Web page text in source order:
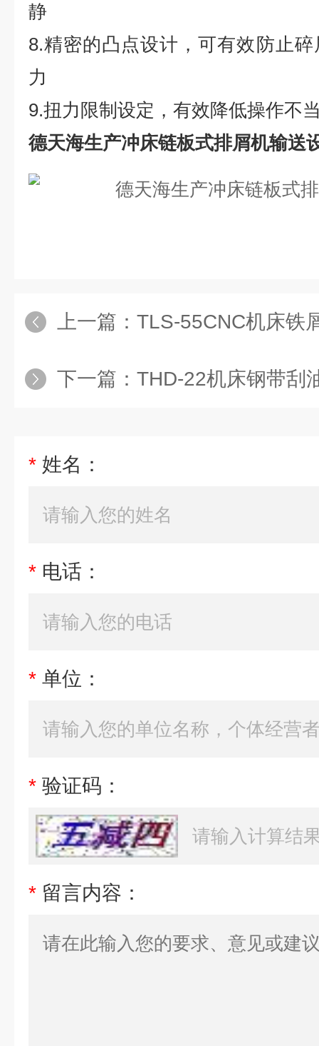
静
8.精密的凸点设计，可有效防止
力
9.扭力限制设定，有效降低操作不
德天海生产冲床链板式排屑机输送
上一篇： TLS-55CNC机床铁屑
下一篇： THD-22机床钢带刮
* 姓名：
* 电话：
* 单位：
* 验证码：
* 留言内容：